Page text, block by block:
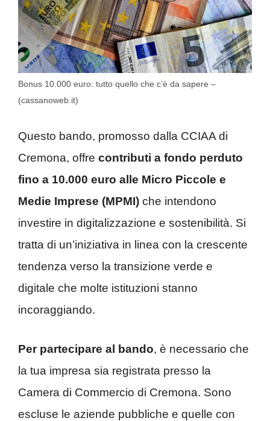
Bonus 10.000 euro: tutto quello che c’è da sapere –
(cassanoweb.it)
Questo bando, promosso dalla CCIAA di
Cremona, offre contributi a fondo perduto
fino a 10.000 euro alle Micro Piccole e
Medie Imprese (MPMI) che intendono
investire in digitalizzazione e sostenibilità. Si
tratta di un’iniziativa in linea con la crescente
tendenza verso la transizione verde e
digitale che molte istituzioni stanno
incoraggiando.
Per partecipare al bando, è necessario che
la tua impresa sia registrata presso la
Camera di Commercio di Cremona. Sono
escluse le aziende pubbliche e quelle con